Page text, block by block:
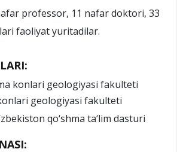
professor, 11 nafar doktori, 33
faoliyat yuritadilar.
konlari geologiyasi fakulteti
geologiyasi fakulteti
qo‘shma ta‘lim dasturi